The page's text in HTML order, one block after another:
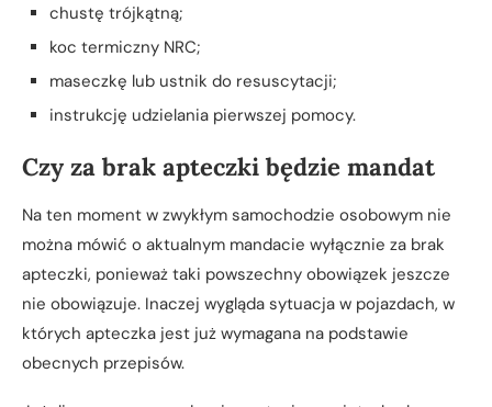
chustę trójkątną;
koc termiczny NRC;
maseczkę lub ustnik do resuscytacji;
instrukcję udzielania pierwszej pomocy.
Czy za brak apteczki będzie mandat
Na ten moment w zwykłym samochodzie osobowym nie
można mówić o aktualnym mandacie wyłącznie za brak
apteczki, ponieważ taki powszechny obowiązek jeszcze
nie obowiązuje. Inaczej wygląda sytuacja w pojazdach, w
których apteczka jest już wymagana na podstawie
obecnych przepisów.